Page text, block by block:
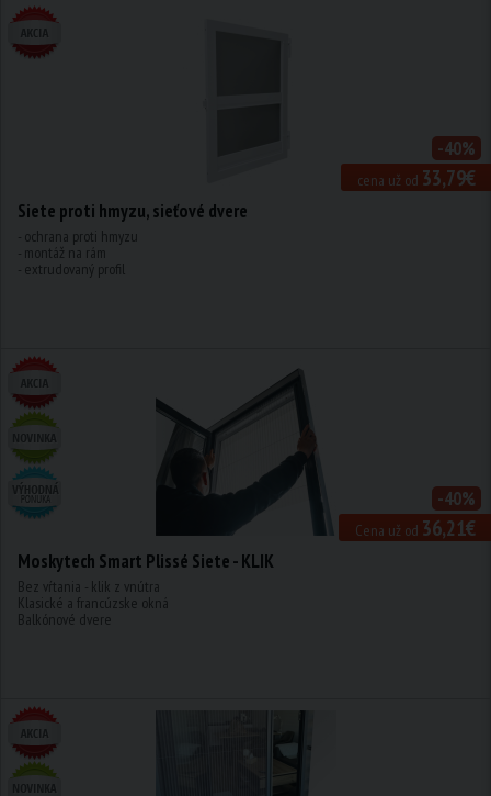
cena už od 33,79€
-40%
Siete proti hmyzu, sieťové dvere
- ochrana proti hmyzu
- montáž na rám
- extrudovaný profil
Cena už od 36,21€
-40%
Moskytech Smart Plissé Siete - KLIK
Bez vŕtania - klik z vnútra
Klasické a francúzske okná
Balkónové dvere